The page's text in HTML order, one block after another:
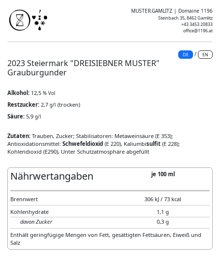
MUSTER.GAMLITZ | Domaine 1196
Steinbach 35, 8462 Gamlitz
+43 3453 20833
office@1196.at
DE / EN
2023 Steiermark "DREISIEBNER MUSTER"
Grauburgunder
Alkohol: 12,5 % Vol
Restzucker: 2,7 g/l (trocken)
Säure: 5,9 g/l
Zutaten: Trauben, Zucker; Stabilisatoren: Metaweinsäure (E 353);
Antioxidationsmittel: Schwefeldioxid (E 220), Kaliumbisulfit (E 228);
Kohlendioxid (E290), Unter Schutzatmosphäre abgefüllt
Nährwertangaben je 100 ml
Brennwert
306 kJ / 73 kcal
Kohlenhydrate
1,1 g
davon Zucker
0,3 g
Enthält geringfügige Mengen von Fett, gesättigten Fettsäuren, Eiweiß und
Salz